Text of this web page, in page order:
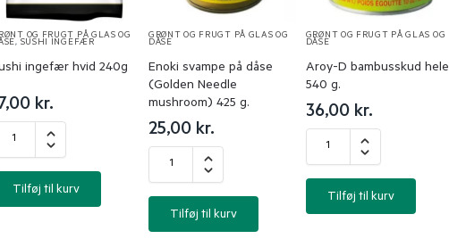
OG FRUGT PÅ GLAS OG
, SUSHI INGEFÆR
ingefær hvid 240g
kr.
Tilføj til kurv
GRØNT OG FRUGT PÅ GLAS OG
DÅSE
Enoki svampe på dåse
(Golden Needle
mushroom) 425 g.
25,00 kr.
Tilføj til kurv
GRØNT OG FRUGT PÅ GLAS OG
DÅSE
Aroy-D bambusskud hele
540 g.
36,00 kr.
Tilføj til kurv